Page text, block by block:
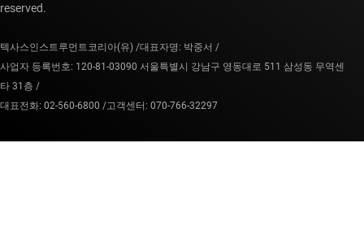
reserved.
텍사스인스트루먼트코리아(유) /대표자명: 박중서 /
사업자 등록번호: 120-81-03090 서울특별시 강남구 영동대로 511 삼성동 무역센
타 31층 /
대표전화: 02-560-6800 /고객센터: 070-766-32297